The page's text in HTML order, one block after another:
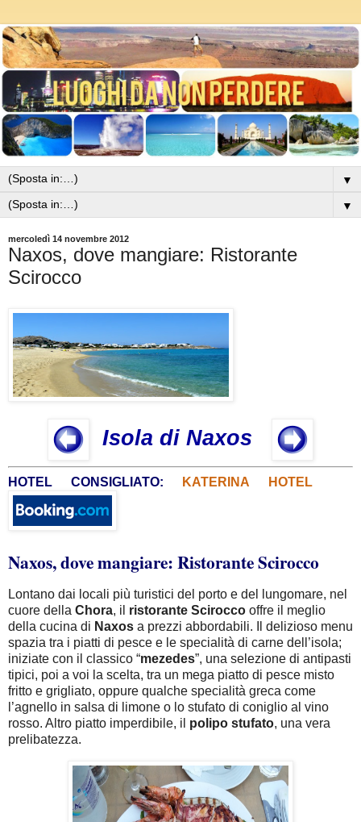
▼
▼
mercoledì 14 novembre 2012
Naxos, dove mangiare: Ristorante
Scirocco
Isola di Naxos
HOTEL CONSIGLIATO: KATERINA HOTEL
Naxos, dove mangiare: Ristorante Scirocco
Lontano dai locali più turistici del porto e del lungomare, nel
cuore della Chora, il ristorante Scirocco offre il meglio
della cucina di Naxos a prezzi abbordabili. Il delizioso menu
spazia tra i piatti di pesce e le specialità di carne dell’isola;
iniziate con il classico “mezedes”, una selezione di antipasti
tipici, poi a voi la scelta, tra un mega piatto di pesce misto
fritto e grigliato, oppure qualche specialità greca come
l’agnello in salsa di limone o lo stufato di coniglio al vino
rosso. Altro piatto imperdibile, il polipo stufato, una vera
prelibatezza.